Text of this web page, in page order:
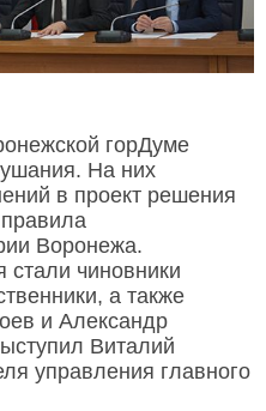
горДуме
На них
в проект решения
Воронежа.
стали чиновники
а также
и Александр
Виталий
управления главного